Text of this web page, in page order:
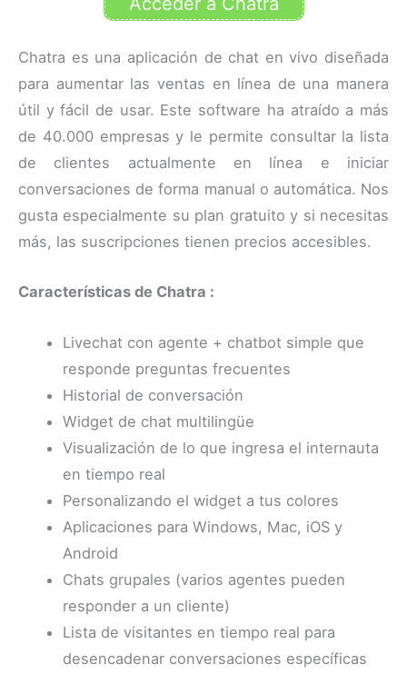
Chatra es una aplicación de chat en vivo diseñada
para aumentar las ventas en línea de una manera
útil y fácil de usar. Este software ha atraído a más
de 40.000 empresas y le permite consultar la lista
de clientes actualmente en línea e iniciar
conversaciones de forma manual o automática. Nos
gusta especialmente su plan gratuito y si necesitas
más, las suscripciones tienen precios accesibles.
Características de Chatra :
Livechat con agente + chatbot simple que
responde preguntas frecuentes
Historial de conversación
Widget de chat multilingüe
Visualización de lo que ingresa el internauta
en tiempo real
Personalizando el widget a tus colores
Aplicaciones para Windows, Mac, iOS y
Android
Chats grupales (varios agentes pueden
responder a un cliente)
Lista de visitantes en tiempo real para
desencadenar conversaciones específicas